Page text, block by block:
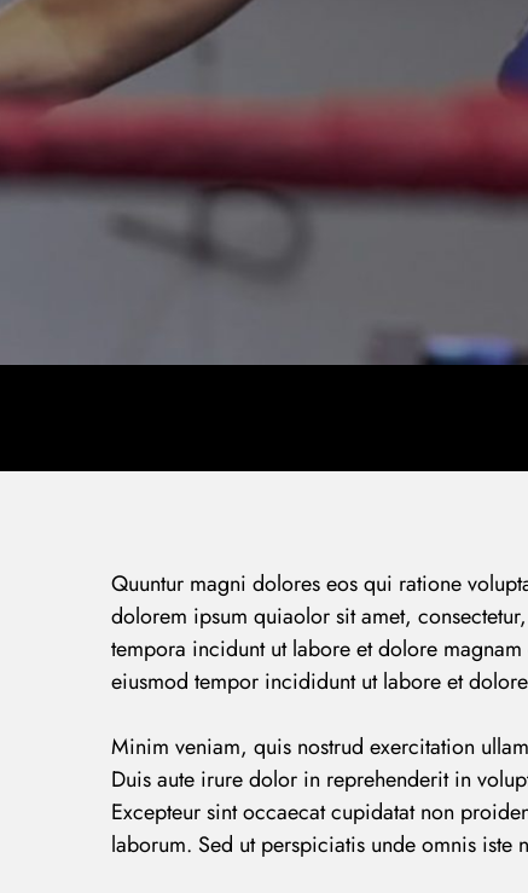
Quuntur magni dolores eos qui ratione
dolorem ipsum quiaolor sit amet,
tempora incidunt ut labore et dolore
eiusmod tempor incididunt ut labore et
Minim veniam, quis nostrud exercitation
Duis aute irure dolor in reprehenderit in
Excepteur sint occaecat cupidatat non
laborum. Sed ut perspiciatis unde omnis iste
Username or email